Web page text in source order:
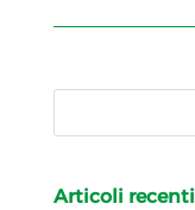
Articoli recenti